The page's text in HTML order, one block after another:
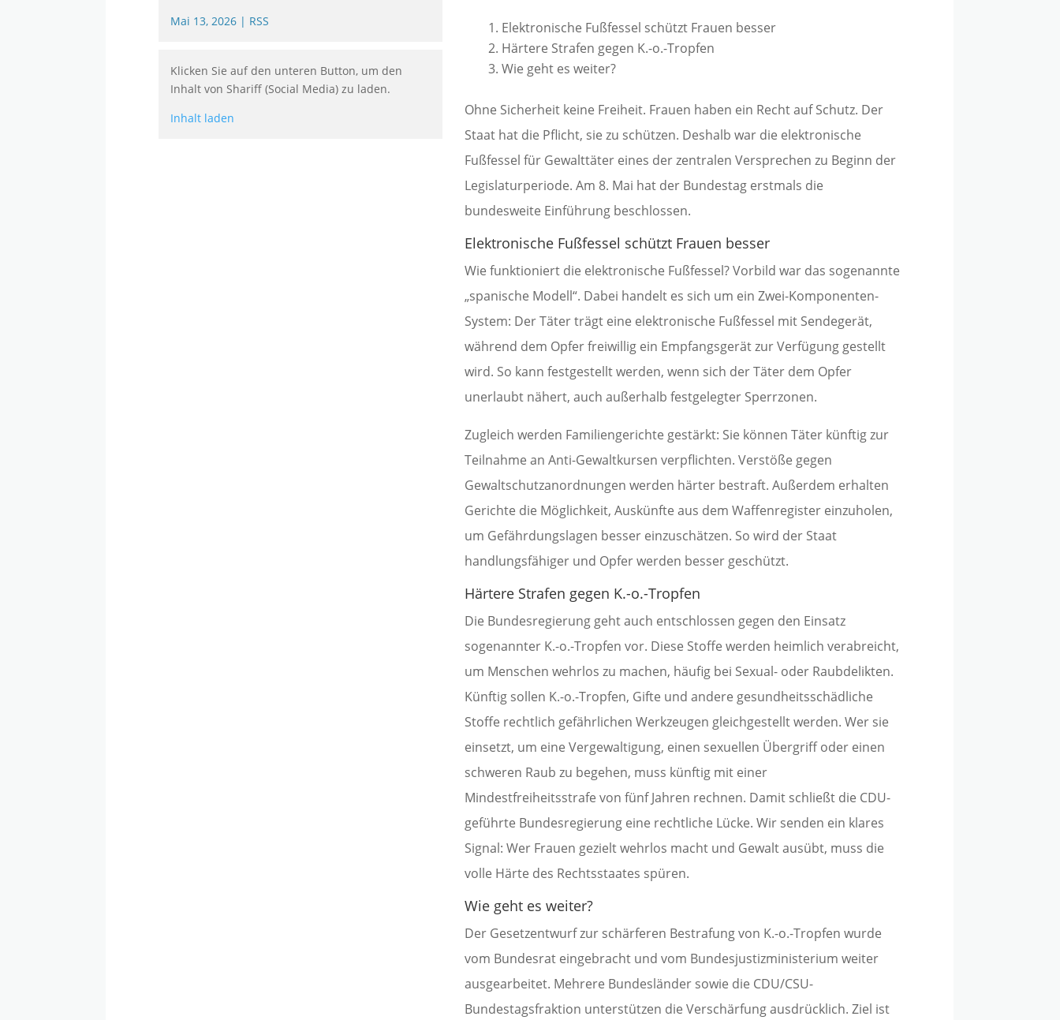
Mai 13, 2026 | RSS
Klicken Sie auf den unteren Button, um den
Inhalt von Shariff (Social Media) zu laden.
Inhalt laden
Elektronische Fußfessel schützt Frauen besser
Härtere Strafen gegen K.-o.-Tropfen
Wie geht es weiter?
Ohne Sicherheit keine Freiheit. Frauen haben ein Recht auf Schutz. Der
Staat hat die Pflicht, sie zu schützen. Deshalb war die elektronische
Fußfessel für Gewalttäter eines der zentralen Versprechen zu Beginn der
Legislaturperiode. Am 8. Mai hat der Bundestag erstmals die
bundesweite Einführung beschlossen.
Elektronische Fußfessel schützt Frauen besser
Wie funktioniert die elektronische Fußfessel? Vorbild war das sogenannte
„spanische Modell“. Dabei handelt es sich um ein Zwei-Komponenten-
System: Der Täter trägt eine elektronische Fußfessel mit Sendegerät,
während dem Opfer freiwillig ein Empfangsgerät zur Verfügung gestellt
wird. So kann festgestellt werden, wenn sich der Täter dem Opfer
unerlaubt nähert, auch außerhalb festgelegter Sperrzonen.
Zugleich werden Familiengerichte gestärkt: Sie können Täter künftig zur
Teilnahme an Anti-Gewaltkursen verpflichten. Verstöße gegen
Gewaltschutzanordnungen werden härter bestraft. Außerdem erhalten
Gerichte die Möglichkeit, Auskünfte aus dem Waffenregister einzuholen,
um Gefährdungslagen besser einzuschätzen. So wird der Staat
handlungsfähiger und Opfer werden besser geschützt.
Härtere Strafen gegen K.-o.-Tropfen
Die Bundesregierung geht auch entschlossen gegen den Einsatz
sogenannter K.-o.-Tropfen vor. Diese Stoffe werden heimlich verabreicht,
um Menschen wehrlos zu machen, häufig bei Sexual- oder Raubdelikten.
Künftig sollen K.-o.-Tropfen, Gifte und andere gesundheitsschädliche
Stoffe rechtlich gefährlichen Werkzeugen gleichgestellt werden. Wer sie
einsetzt, um eine Vergewaltigung, einen sexuellen Übergriff oder einen
schweren Raub zu begehen, muss künftig mit einer
Mindestfreiheitsstrafe von fünf Jahren rechnen. Damit schließt die CDU-
geführte Bundesregierung eine rechtliche Lücke. Wir senden ein klares
Signal: Wer Frauen gezielt wehrlos macht und Gewalt ausübt, muss die
volle Härte des Rechtsstaates spüren.
Wie geht es weiter?
Der Gesetzentwurf zur schärferen Bestrafung von K.-o.-Tropfen wurde
vom Bundesrat eingebracht und vom Bundesjustizministerium weiter
ausgearbeitet. Mehrere Bundesländer sowie die CDU/CSU-
Bundestagsfraktion unterstützen die Verschärfung ausdrücklich. Ziel ist